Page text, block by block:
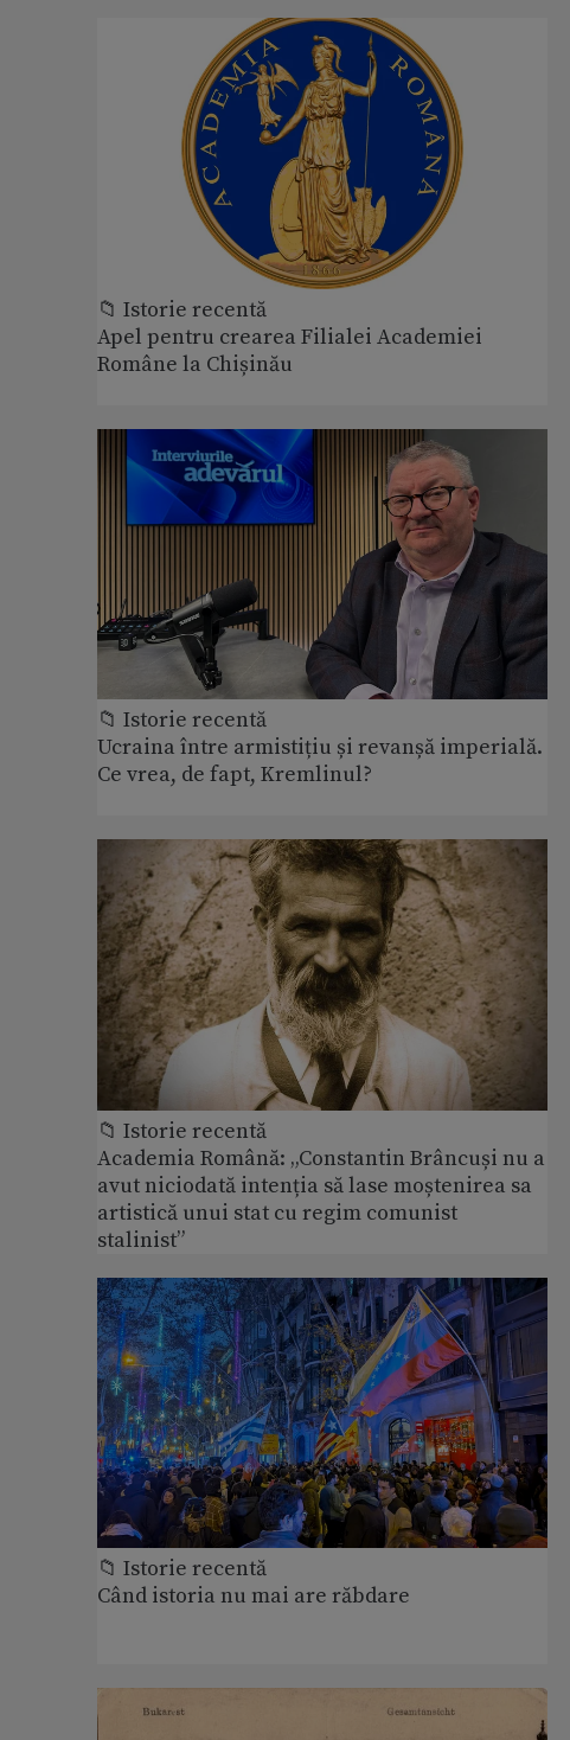
📁 Istorie recentă
Apel pentru crearea Filialei Academiei
Române la Chișinău
📁 Istorie recentă
Ucraina între armistițiu și revanșă imperială.
Ce vrea, de fapt, Kremlinul?
📁 Istorie recentă
Academia Română: „Constantin Brâncuși nu a
avut niciodată intenția să lase moștenirea sa
artistică unui stat cu regim comunist
stalinist”
📁 Istorie recentă
Când istoria nu mai are răbdare